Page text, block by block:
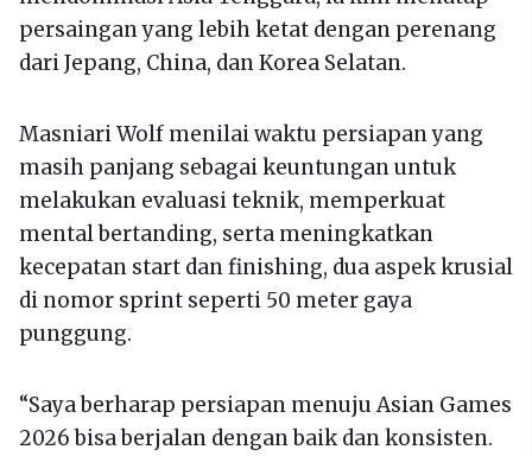
persaingan yang lebih ketat dengan perenang
dari Jepang, China, dan Korea Selatan.
Masniari Wolf menilai waktu persiapan yang
masih panjang sebagai keuntungan untuk
melakukan evaluasi teknik, memperkuat
mental bertanding, serta meningkatkan
kecepatan start dan finishing, dua aspek krusial
di nomor sprint seperti 50 meter gaya
punggung.
“Saya berharap persiapan menuju Asian Games
2026 bisa berjalan dengan baik dan konsisten.